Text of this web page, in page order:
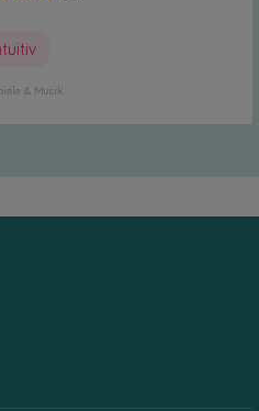
& Musik